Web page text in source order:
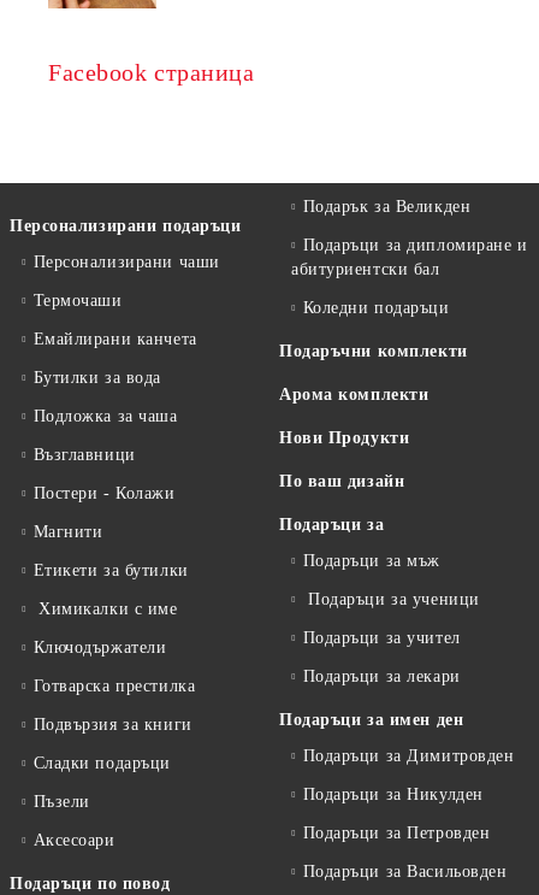
Facebook страница
Персонализирани подаръци
Персонализирани чаши
Термочаши
Емайлирани канчета
Бутилки за вода
Подложка за чаша
Възглавници
Постери - Колажи
Магнити
Етикети за бутилки
Химикалки с име
Ключодържатели
Готварска престилка
Подвързия за книги
Сладки подаръци
Пъзели
Аксесоари
Подаръци по повод
Подарък за Великден
Подаръци за дипломиране и
абитуриентски бал
Коледни подаръци
Подаръчни комплекти
Арома комплекти
Нови Продукти
По ваш дизайн
Подаръци за
Подаръци за мъж
Подаръци за ученици
Подаръци за учител
Подаръци за лекари
Подаръци за имен ден
Подаръци за Димитровден
Подаръци за Никулден
Подаръци за Петровден
Подаръци за Васильовден